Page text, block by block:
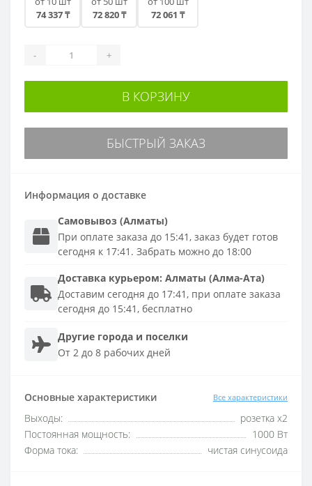
74 337 ₸
72 820 ₸
72 061 ₸
- +
В КОРЗИНУ
БЫСТРЫЙ ЗАКАЗ
Информация о доставке
Самовывоз (Алматы)
При оплате заказа до 15:41, заказ будет готов
сегодня к 17:41. Забрать можно до 18:00
Доставка курьером: Алматы (Алма-Ата)
Доставим сегодня до 17:41, при оплате заказа
сегодня до 15:41, бесплатно
Другие города и поселки
От 2 до 8 рабочих дней
Основные характеристики Все характеристики
Выходы:
розетка x2
Постоянная мощность:
1000 Вт
Форма тока:
чистая синусоида